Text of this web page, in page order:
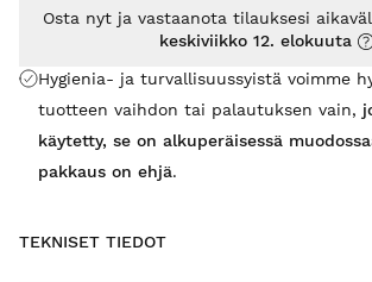
Hygienia- ja turvallisuussyistä voimme
tuotteen vaihdon tai palautuksen vain,
käytetty, se on alkuperäisessä
pakkaus on ehjä.
Osta nyt ja vastaanota tilauksesi
keskiviikko 12. elokuuta
TEKNISET TIEDOT